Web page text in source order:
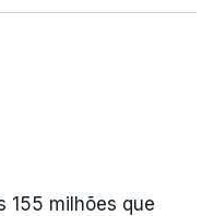
155 milhões que